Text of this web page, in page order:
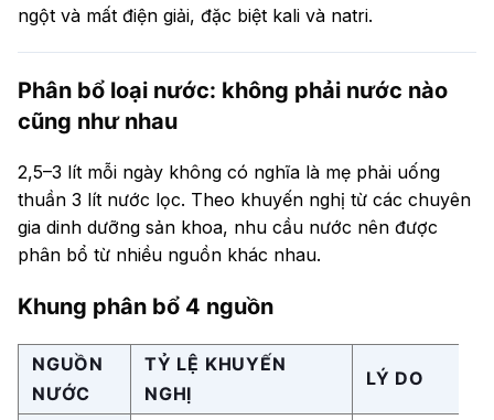
ngột và mất điện giải, đặc biệt kali và natri.
Phân bổ loại nước: không phải nước nào
cũng như nhau
2,5–3 lít mỗi ngày không có nghĩa là mẹ phải uống
thuần 3 lít nước lọc. Theo khuyến nghị từ các chuyên
gia dinh dưỡng sản khoa, nhu cầu nước nên được
phân bổ từ nhiều nguồn khác nhau.
Khung phân bổ 4 nguồn
NGUỒN
NƯỚC
TỶ LỆ KHUYẾN
NGHỊ
LÝ DO
TỶ LỆ KHUYẾN
NGHỊ
LÝ DO